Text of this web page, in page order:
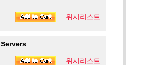
위시리스트
위시리스트